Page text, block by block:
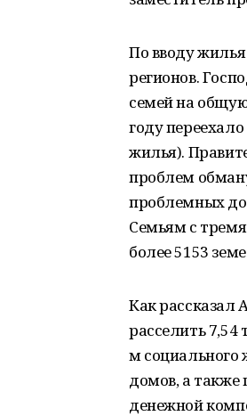
По вводу
регионов.
семей на
году
жилья).
проблем
проблемных
Семьям с
более 5153
Как рассказал
расселить 7,54
м социального
домов, а также
денежной